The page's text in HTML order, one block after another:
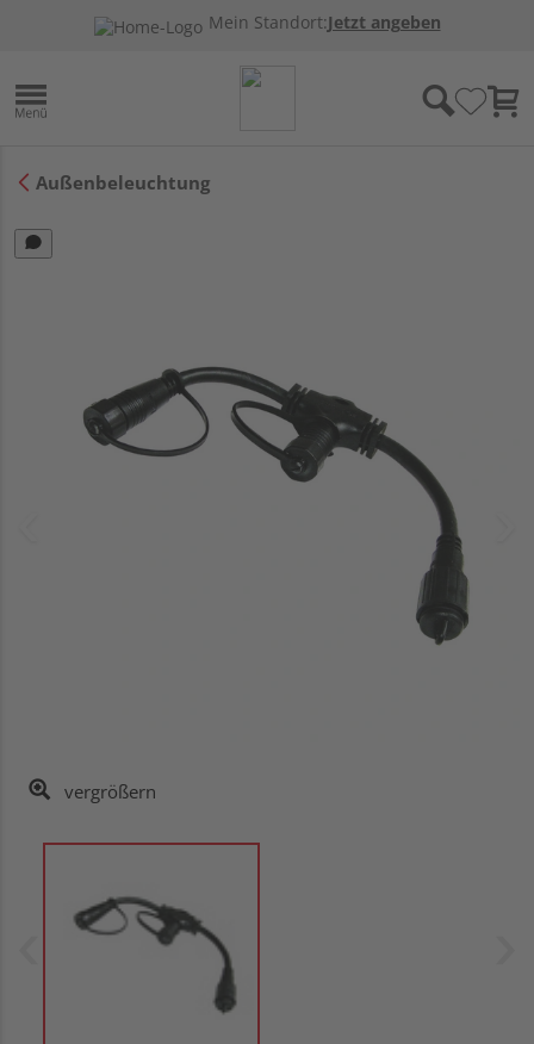
Mein Standort:Jetzt angeben
Außenbeleuchtung
vergrößern